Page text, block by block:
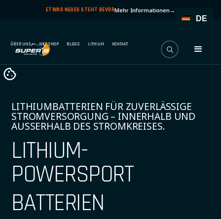
ETWAS NEUES STEHT BEVORMehr Informationen→
ÜBER UNS WEBSHOP BLOGS LITHIUM KONTAKT
LITHIUMBATTERIEN FÜR ZUVERLÄSSIGE
STROMVERSORGUNG – INNERHALB UND
AUSSERHALB DES STROMKREISES.
LITHIUM-
POWERSPORT
BATTERIEN
DE